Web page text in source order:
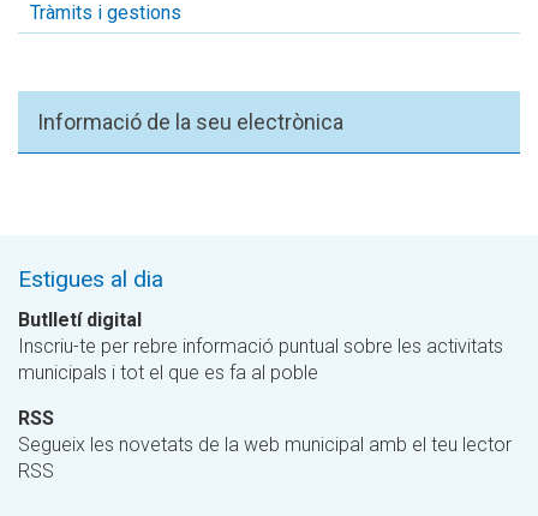
Tràmits i gestions
Informació de la seu electrònica
Estigues al dia
Butlletí digital
Inscriu-te per rebre informació puntual sobre les activitats
municipals i tot el que es fa al poble
RSS
Segueix les novetats de la web municipal amb el teu lector
RSS